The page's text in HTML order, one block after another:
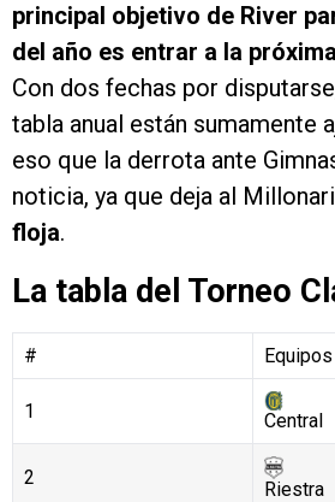
principal objetivo de River
del año es entrar a la
Con dos fechas por
tabla anual están sumamente
eso que la derrota ante
noticia, ya que deja al
floja.
La tabla del Torneo
# Equipos
1 Central
2 Riestra